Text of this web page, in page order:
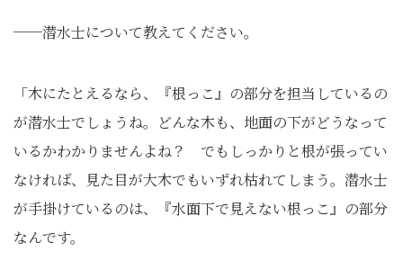
──潜水士について教えてください。
「木にたとえるなら、『根っこ』の部分を担当しているの
が潜水士でしょうね。どんな木も、地面の下がどうなって
いるかわかりませんよね？ でもしっかりと根が張ってい
なければ、見た目が大木でもいずれ枯れてしまう。潜水士
が手掛けているのは、『水面下で見えない根っこ』の部分
なんです。